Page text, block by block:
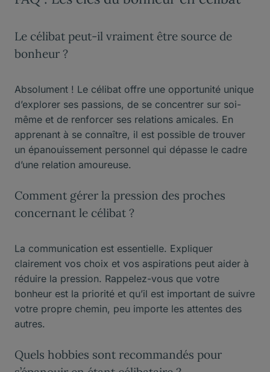
Le célibat peut-il vraiment être source de
bonheur ?
Absolument ! Le célibat offre une opportunité unique
d’explorer ses passions, de se concentrer sur soi-
même et de renforcer ses relations amicales. En
apprenant à se connaître, il est possible de trouver
un épanouissement personnel qui dépasse le cadre
d’une relation amoureuse.
Comment gérer la pression des proches
concernant le célibat ?
La communication est essentielle. Expliquer
clairement vos choix et vos aspirations peut aider à
réduire la pression. Rappelez-vous que votre
bonheur est la priorité et qu’il est important de suivre
votre propre chemin, peu importe les attentes des
autres.
Quels hobbies sont recommandés pour